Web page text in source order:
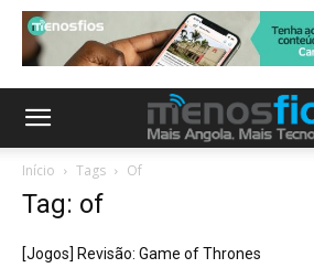
Início Tags Of
Tag: of
[Jogos] Revisão: Game of Thrones